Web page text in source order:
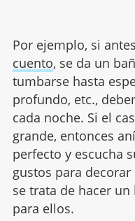
Por ejemplo, si
cuento, se da un
tumbarse hasta
profundo, etc.,
cada noche. Si el
grande, entonces
perfecto y escucha
gustos para
se trata de hacer
para ellos.